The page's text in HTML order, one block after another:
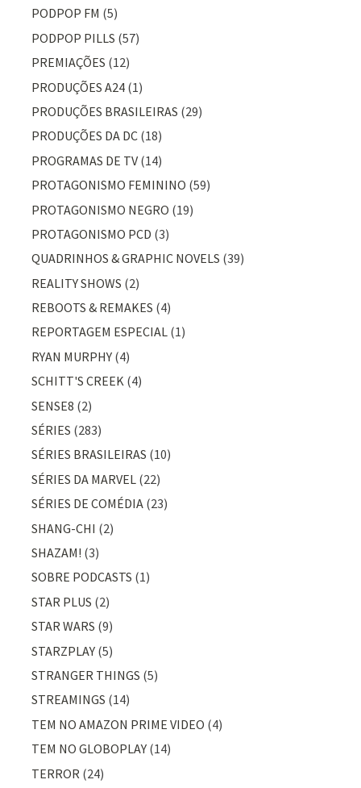
PODPOP FM (5)
PODPOP PILLS (57)
PREMIAÇÕES (12)
PRODUÇÕES A24 (1)
PRODUÇÕES BRASILEIRAS (29)
PRODUÇÕES DA DC (18)
PROGRAMAS DE TV (14)
PROTAGONISMO FEMININO (59)
PROTAGONISMO NEGRO (19)
PROTAGONISMO PCD (3)
QUADRINHOS & GRAPHIC NOVELS (39)
REALITY SHOWS (2)
REBOOTS & REMAKES (4)
REPORTAGEM ESPECIAL (1)
RYAN MURPHY (4)
SCHITT'S CREEK (4)
SENSE8 (2)
SÉRIES (283)
SÉRIES BRASILEIRAS (10)
SÉRIES DA MARVEL (22)
SÉRIES DE COMÉDIA (23)
SHANG-CHI (2)
SHAZAM! (3)
SOBRE PODCASTS (1)
STAR PLUS (2)
STAR WARS (9)
STARZPLAY (5)
STRANGER THINGS (5)
STREAMINGS (14)
TEM NO AMAZON PRIME VIDEO (4)
TEM NO GLOBOPLAY (14)
TERROR (24)